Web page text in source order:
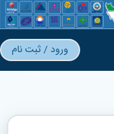
ورود / ثبت نام